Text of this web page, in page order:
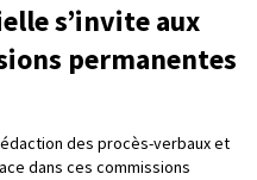
s’invite aux
permanentes
des procès-verbaux et
dans ces commissions